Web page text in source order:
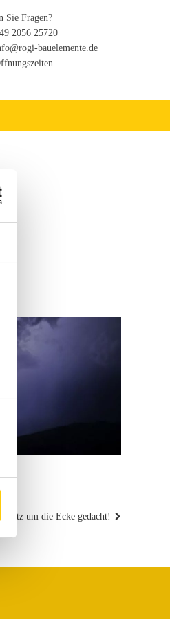
Sie Fragen?
2056 25720
bauelemente.de
um die Ecke gedacht!